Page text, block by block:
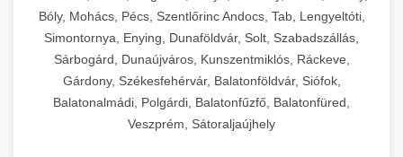
Bóly, Mohács, Pécs, Szentlőrinc Andocs, Tab, Lengyeltóti,
Simontornya, Enying, Dunaföldvár, Solt, Szabadszállás,
Sárbogárd, Dunaújváros, Kunszentmiklós, Ráckeve,
Gárdony, Székesfehérvár, Balatonföldvár, Siófok,
Balatonalmádi, Polgárdi, Balatonfűzfő, Balatonfüred,
Veszprém, Sátoraljaújhely